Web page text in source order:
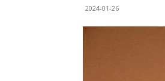
2024-01-26